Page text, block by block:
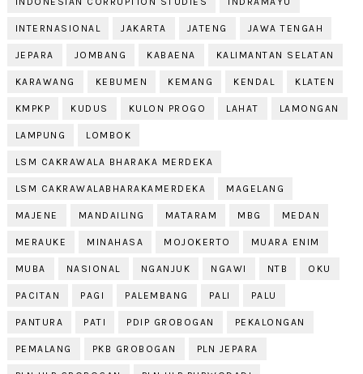
INTERNASIONAL JAKARTA JATENG JAWA TENGAH
JEPARA JOMBANG KABAENA KALIMANTAN SELATAN
KARAWANG KEBUMEN KEMANG KENDAL KLATEN
KMPKP KUDUS KULON PROGO LAHAT LAMONGAN
LAMPUNG LOMBOK
LSM CAKRAWALA BHARAKA MERDEKA
LSM CAKRAWALABHARAKAMERDEKA MAGELANG
MAJENE MANDAILING MATARAM MBG MEDAN
MERAUKE MINAHASA MOJOKERTO MUARA ENIM
MUBA NASIONAL NGANJUK NGAWI NTB OKU
PACITAN PAGI PALEMBANG PALI PALU
PANTURA PATI PDIP GROBOGAN PEKALONGAN
PEMALANG PKB GROBOGAN PLN JEPARA